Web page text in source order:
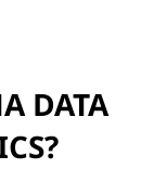
DATA